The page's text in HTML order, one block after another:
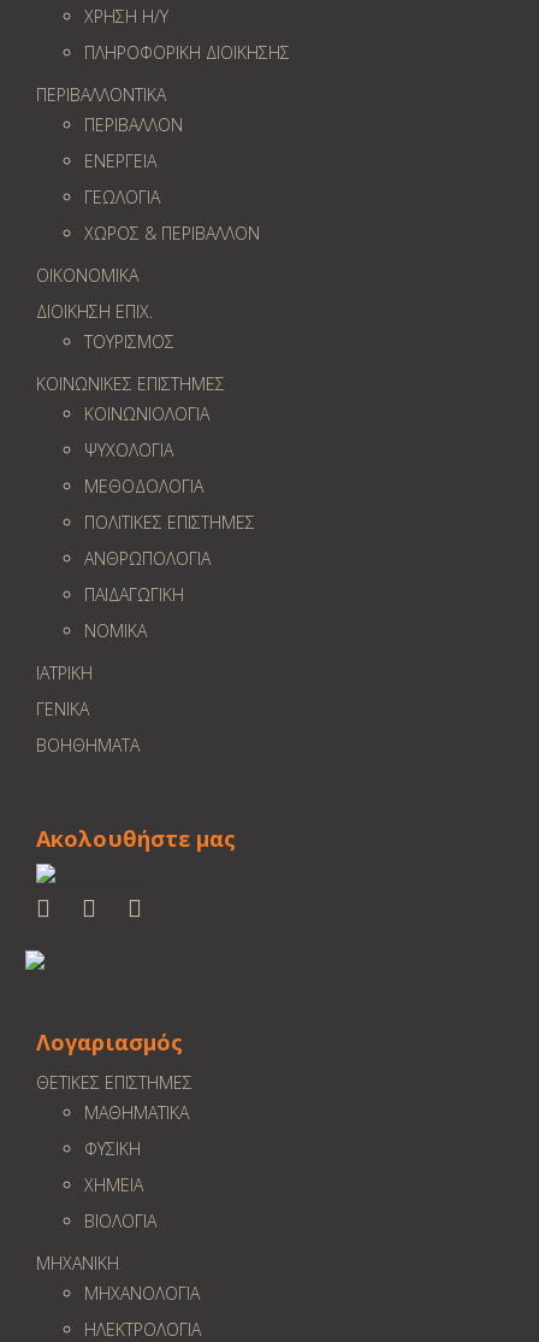
ΧΡΗΣΗ Η/Υ
ΠΛΗΡΟΦΟΡΙΚΗ ΔΙΟΙΚΗΣΗΣ
ΠΕΡΙΒΑΛΛΟΝΤΙΚΑ
ΠΕΡΙΒΑΛΛΟΝ
ΕΝΕΡΓΕΙΑ
ΓΕΩΛOΓΙΑ
ΧΩΡΟΣ & ΠΕΡΙΒΑΛΛΟΝ
ΟΙΚΟΝΟΜΙΚΑ
ΔΙΟΙΚΗΣΗ ΕΠΙΧ.
ΤΟΥΡΙΣΜΟΣ
ΚΟΙΝΩΝΙΚΕΣ ΕΠΙΣΤΗΜΕΣ
ΚΟΙΝΩΝΙΟΛΟΓΙΑ
ΨΥΧΟΛΟΓΙΑ
ΜΕΘΟΔΟΛΟΓΙΑ
ΠΟΛΙΤΙΚΕΣ ΕΠΙΣΤΗΜΕΣ
ΑΝΘΡΩΠΟΛΟΓΙΑ
ΠΑΙΔΑΓΩΓΙΚΗ
ΝΟΜΙΚΑ
ΙΑΤΡΙΚΗ
ΓΕΝΙΚΑ
ΒΟΗΘΗΜΑΤΑ
Ακολουθήστε μας
Λογαριασμός
ΘΕΤΙΚΕΣ ΕΠΙΣΤΗΜΕΣ
ΜΑΘΗΜΑΤΙΚΑ
ΦΥΣΙΚΗ
ΧΗΜΕΙΑ
ΒΙΟΛΟΓΙΑ
ΜΗΧΑΝΙΚΗ
ΜΗΧΑΝΟΛΟΓΙΑ
ΗΛΕΚΤΡΟΛΟΓΙΑ